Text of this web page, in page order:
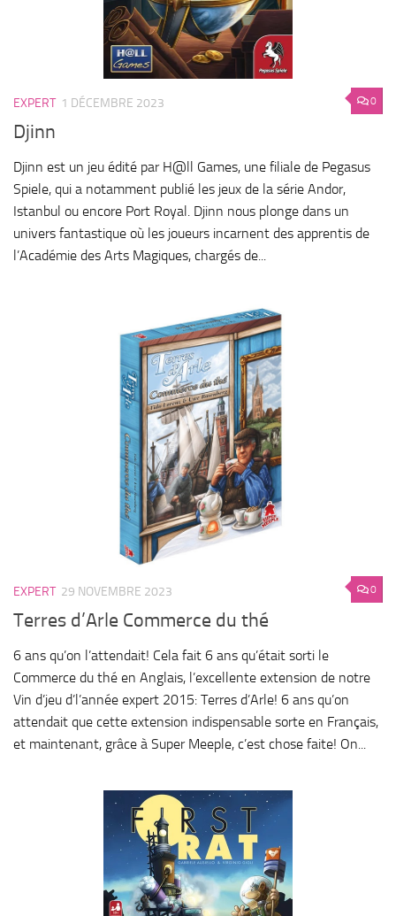
0
EXPERT 1 DÉCEMBRE 2023
Djinn
Djinn est un jeu édité par H@ll Games, une filiale de Pegasus
Spiele, qui a notamment publié les jeux de la série Andor,
Istanbul ou encore Port Royal. Djinn nous plonge dans un
univers fantastique où les joueurs incarnent des apprentis de
l’Académie des Arts Magiques, chargés de...
0
EXPERT 29 NOVEMBRE 2023
Terres d’Arle Commerce du thé
6 ans qu’on l’attendait! Cela fait 6 ans qu’était sorti le
Commerce du thé en Anglais, l’excellente extension de notre
Vin d’jeu d’l’année expert 2015: Terres d’Arle! 6 ans qu’on
attendait que cette extension indispensable sorte en Français,
et maintenant, grâce à Super Meeple, c’est chose faite! On...